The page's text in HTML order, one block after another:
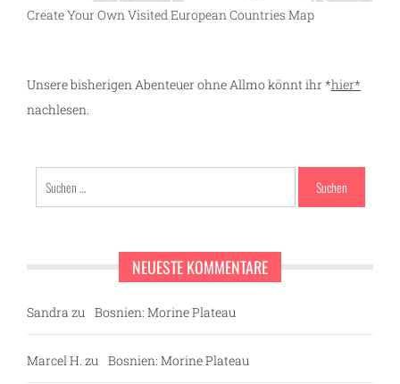
Create Your Own Visited European Countries Map
Unsere bisherigen Abenteuer ohne Allmo könnt ihr *hier*
nachlesen.
Suchen
nach:
NEUESTE KOMMENTARE
Sandra zu Bosnien: Morine Plateau
Marcel H. zu Bosnien: Morine Plateau